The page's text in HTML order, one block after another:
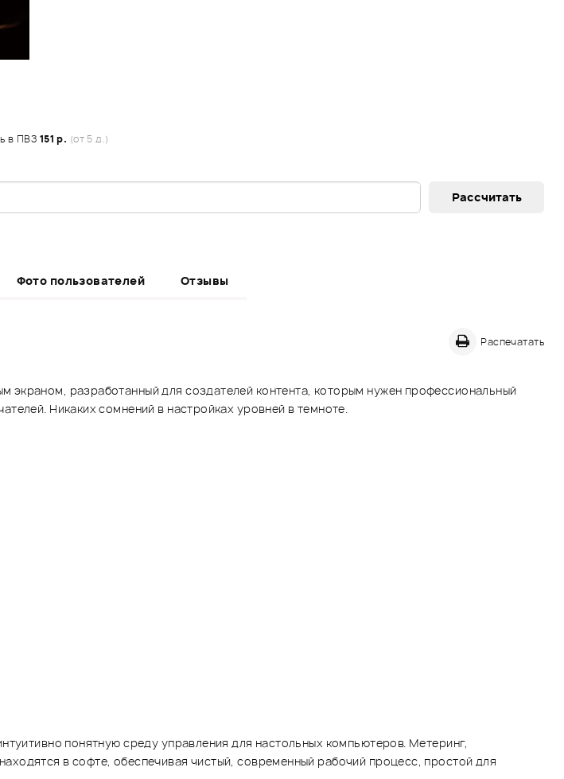
в ПВЗ 151 р. (от 5 д.)
Фото пользователей Отзывы
Распечатать
разработанный для создателей контента, которым нужен профессиональный
Никаких сомнений в настройках уровней в темноте.
понятную среду управления для настольных компьютеров. Метеринг,
в софте, обеспечивая чистый, современный рабочий процесс, простой для